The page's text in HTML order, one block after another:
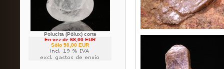
Polucita (Pólux) corte
En vez de 68,00 EUR
Sólo 50,00 EUR